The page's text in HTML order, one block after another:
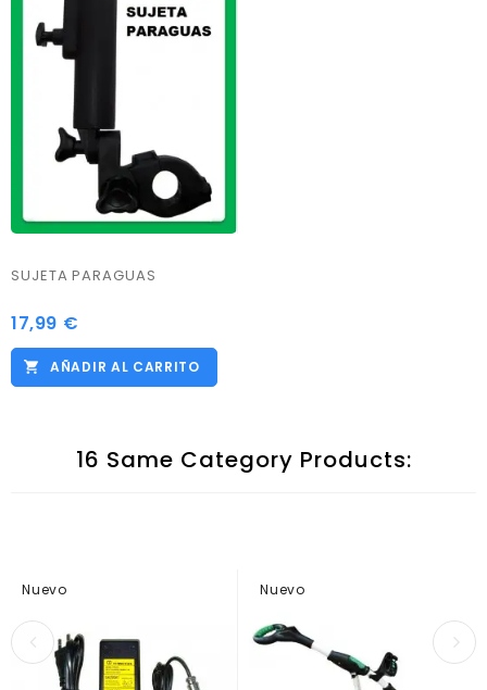
SUJETA PARAGUAS
Precio
17,99 €
AÑADIR AL CARRITO
16 Same Category Products:
Nuevo Nuevo